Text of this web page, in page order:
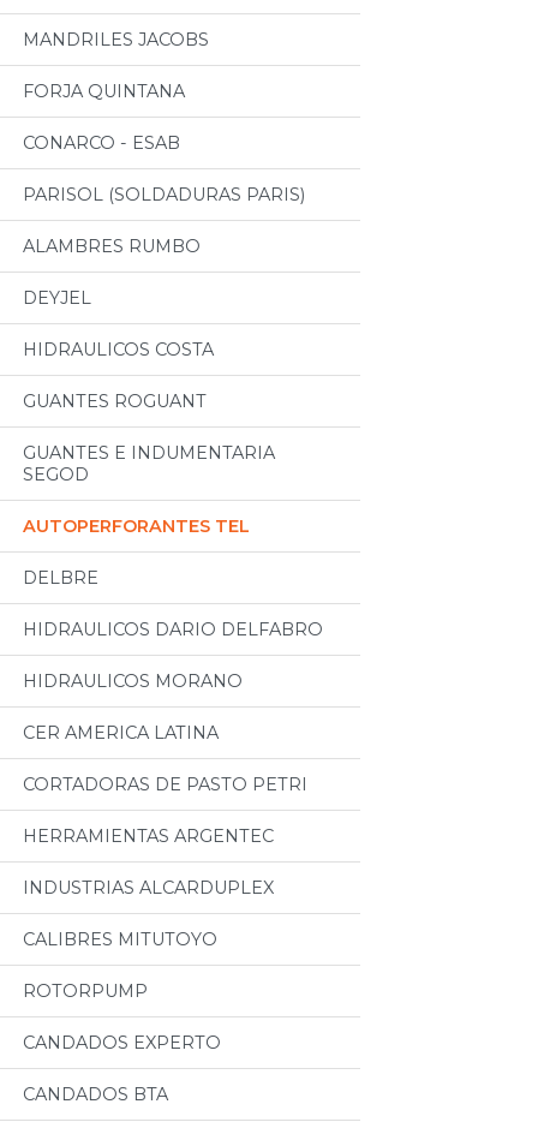
MANDRILES JACOBS
FORJA QUINTANA
CONARCO - ESAB
PARISOL (SOLDADURAS PARIS)
ALAMBRES RUMBO
DEYJEL
HIDRAULICOS COSTA
GUANTES ROGUANT
GUANTES E INDUMENTARIA
SEGOD
AUTOPERFORANTES TEL
DELBRE
HIDRAULICOS DARIO DELFABRO
HIDRAULICOS MORANO
CER AMERICA LATINA
CORTADORAS DE PASTO PETRI
HERRAMIENTAS ARGENTEC
INDUSTRIAS ALCARDUPLEX
CALIBRES MITUTOYO
ROTORPUMP
CANDADOS EXPERTO
CANDADOS BTA